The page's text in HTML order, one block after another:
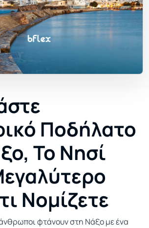
Ποδήλατο
Το Νησί
Νομίζετε
φτάνουν στη Νάξο με ένα